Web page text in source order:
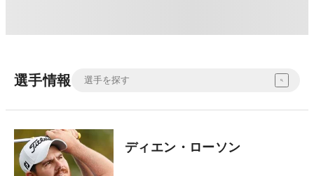
選手情報
ディエン・ローソン